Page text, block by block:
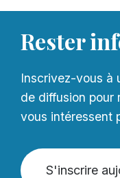
Rester
Inscrivez-vous à
de diffusion pour
vous intéressent
S'inscrire